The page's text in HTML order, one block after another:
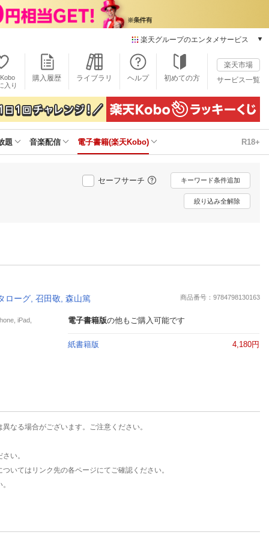
楽天グループのエンタメサービス
本/ゲーム/CD/DVD
楽天ブックス
電子書籍
楽天Kobo
雑誌読み放題
楽天ミュージック
動画配信
楽天TV
動画配信ガイド
推し楽
入り
購入履歴 ライブラリ ヘルプ 初めての方
楽天市場
サービス一覧
題 音楽配信 電子書籍(楽天Kobo) R18+
セーフサーチ キーワード条件追加
絞り込み全解除
ローグ, 召田敬, 森山篤 商品番号：9784798130163
iPad,
電子書籍版の他もご購入可能です
紙書籍版 4,180円
なる場合がございます。ご注意ください。
い。
いてはリンク先の各ページにてご確認ください。